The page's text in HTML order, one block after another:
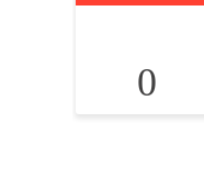
0